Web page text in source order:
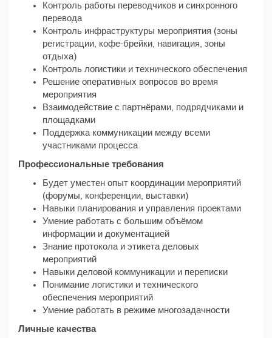
Контроль работы переводчиков и синхронного
перевода
Контроль инфраструктуры мероприятия (зоны
регистрации, кофе-брейки, навигация, зоны
отдыха)
Контроль логистики и технического обеспечения
Решение оперативных вопросов во время
мероприятия
Взаимодействие с партнёрами, подрядчиками и
площадками
Поддержка коммуникации между всеми
участниками процесса
Профессиональные требования
Будет уместен опыт координации мероприятий
(форумы, конференции, выставки)
Навыки планирования и управления проектами
Умение работать с большим объёмом
информации и документацией
Знание протокола и этикета деловых
мероприятий
Навыки деловой коммуникации и переписки
Понимание логистики и технического
обеспечения мероприятий
Умение работать в режиме многозадачности
Личные качества